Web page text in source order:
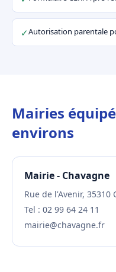
✓Autorisation parentale
Mairies
environs
Mairie - Chavagne
Rue de l'Avenir, 35310
Tel : 02 99 64 24 11
mairie@chavagne.fr